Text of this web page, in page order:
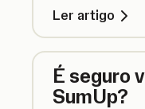
Ler artigo
É seguro
SumUp?